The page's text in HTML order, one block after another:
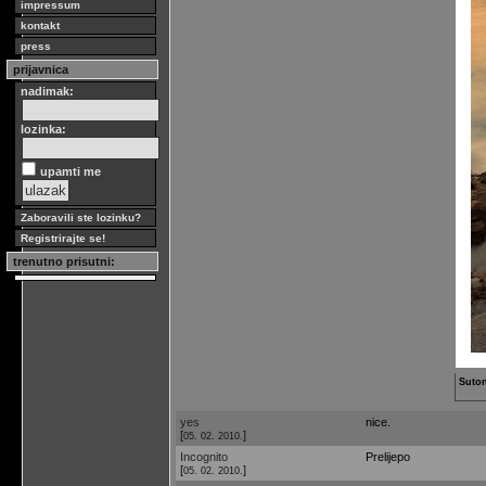
impressum
kontakt
press
prijavnica
nadimak:
lozinka:
upamti me
Zaboravili ste lozinku?
Registrirajte se!
trenutno prisutni:
yes
[05. 02. 2010. ]
nice.
Incognito
[05. 02. 2010. ]
Prelijepo